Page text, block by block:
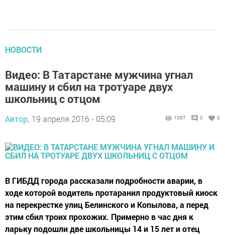
НОВОСТИ
Видео: В Татарстане мужчина угнал
машину и сбил на тротуаре двух
школьниц с отцом
Автор, 19 апреля 2016 - 05:09 1097 0 0
В ГИБДД города рассказали подробности аварии, в
ходе которой водитель протаранил продуктовый киоск
на перекрестке улиц Белинского и Копылова, а перед
этим сбил троих прохожих. Примерно в час дня к
ларьку подошли две школьницы 14 и 15 лет и отец